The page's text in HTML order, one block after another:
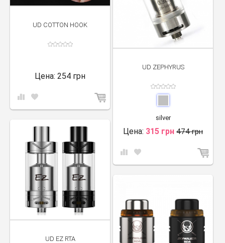
UD COTTON HOOK
Цена: 254 грн
UD ZEPHYRUS
silver
Цена: 315 грн 474 грн
UD EZ RTA